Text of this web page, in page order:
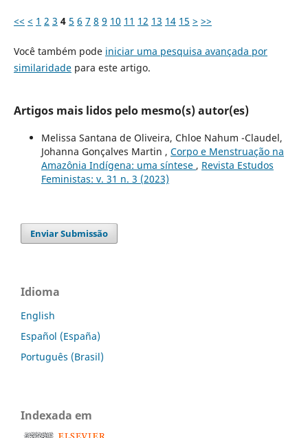
<< < 1 2 3 4 5 6 7 8 9 10 11 12 13 14 15 > >>
Você também pode iniciar uma pesquisa avançada por
similaridadepara este artigo.
Artigos mais lidos pelo mesmo(s) autor(es)
Melissa Santana de Oliveira, Chloe Nahum -Claudel,
Johanna Gonçalves Martin , Corpo e Menstruação na
Amazônia Indígena: uma síntese , Revista Estudos
Feministas: v. 31 n. 3 (2023)
Enviar Submissão
Idioma
English
Español (España)
Português (Brasil)
Indexada em